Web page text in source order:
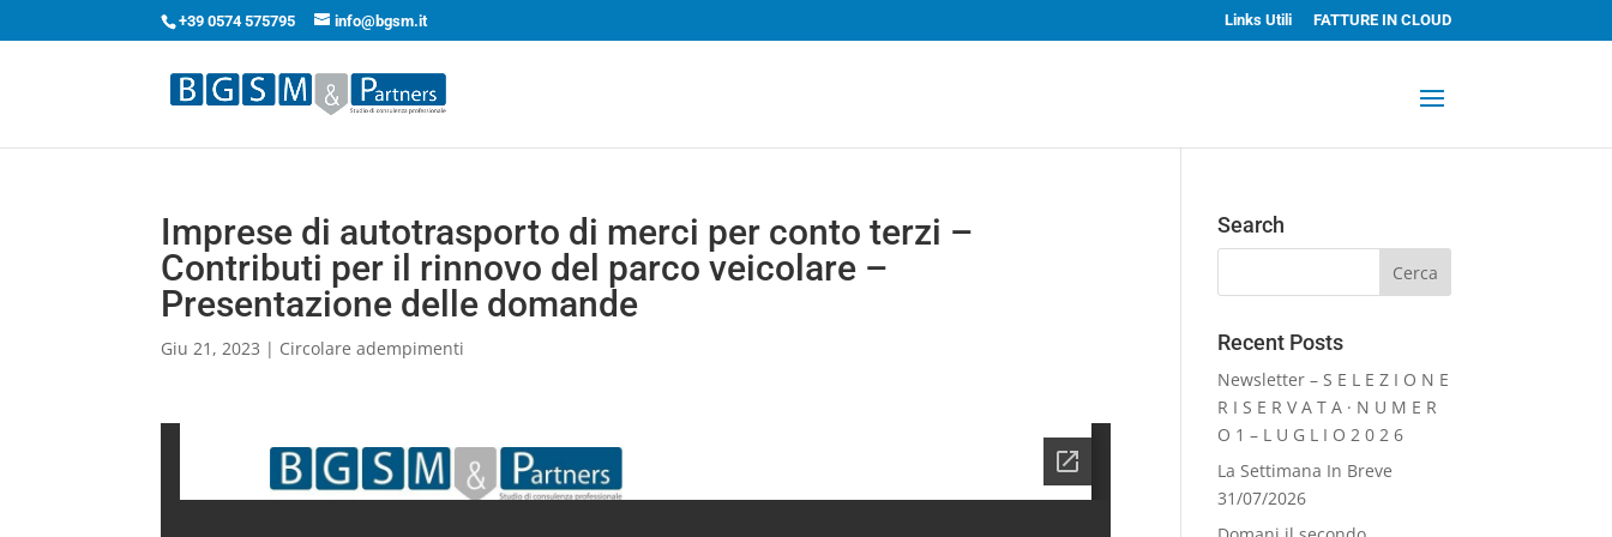
+39 0574 575795 info@bgsm.it Links Utili FATTURE IN CLOUD
Imprese di autotrasporto di merci per conto terzi –
Contributi per il rinnovo del parco veicolare –
Presentazione delle domande
Giu 21, 2023 | Circolare adempimenti
Search
Recent Posts
Newsletter – S E L E Z I O N E
R I S E R V A T A · N U M E R
O 1 – L U G L I O 2 0 2 6
La Settimana In Breve
31/07/2026